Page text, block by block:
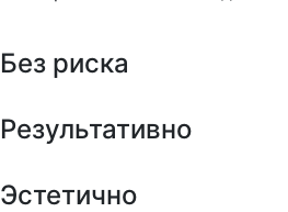
Без риска
Результативно
Эстетично